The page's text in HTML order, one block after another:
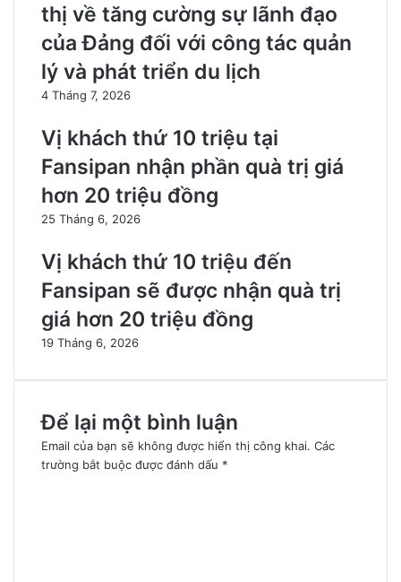
thị về tăng cường sự lãnh đạo
của Đảng đối với công tác quản
lý và phát triển du lịch
4 Tháng 7, 2026
Vị khách thứ 10 triệu tại
Fansipan nhận phần quà trị giá
hơn 20 triệu đồng
25 Tháng 6, 2026
Vị khách thứ 10 triệu đến
Fansipan sẽ được nhận quà trị
giá hơn 20 triệu đồng
19 Tháng 6, 2026
Để lại một bình luận
Email của bạn sẽ không được hiển thị công khai. Các
trường bắt buộc được đánh dấu *